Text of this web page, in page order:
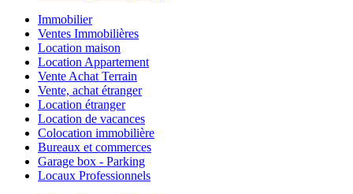
Immobilier
Ventes Immobilières
Location maison
Location Appartement
Vente Achat Terrain
Vente, achat étranger
Location étranger
Location de vacances
Colocation immobilière
Bureaux et commerces
Garage box - Parking
Locaux Professionnels